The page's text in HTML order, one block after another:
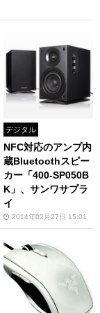
デジタル
NFC対応のアンプ内
蔵Bluetoothスピー
カー「400-SP050B
K」、サンワサプラ
イ
2014年02月27日 15:01